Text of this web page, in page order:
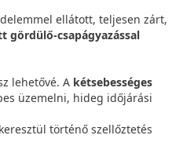
ellátott, teljesen zárt,
gördülő-csapágyazással
lehetővé. A kétsebességes
üzemelni, hideg időjárási
történő szellőztetés